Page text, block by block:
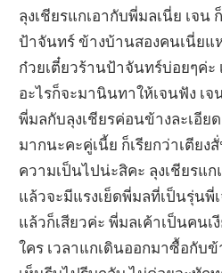
ลุงเชียรแกเอากับพี่มลเนี่ย เจน
ป้าจันทร์ ข้างบ้านสองคนเนี่ยแ
ก๋วยเตี๋ยวร้านป้าจันทร์บ่อยๆค่ะ
อะไรก็จะมานินทาให้เจนฟัง เจ
พี่มลกับลุงเชียรค่อนข้างละเอีย
มากนะคะคู่เนี้ย ก็เรียกว่าเตียง
ความเป็นไปน่ะสิคะ ลุงเชียรแ
แล้วจะมีแรงเย็ดพี่มลที่เป็นรุ่นพี่
แล้วก็เสียวค่ะ พี่มลเค้าเป็นคนเ
ใคร เวลาแกเดินออกมาซื้อกับ